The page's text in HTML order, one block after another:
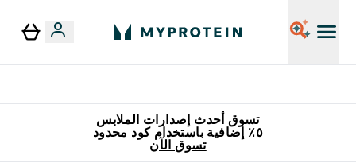
تسوق أحدث إصدارات الملابس
٥٪ إضافية باستخدام كود محدود
تسوق الآن